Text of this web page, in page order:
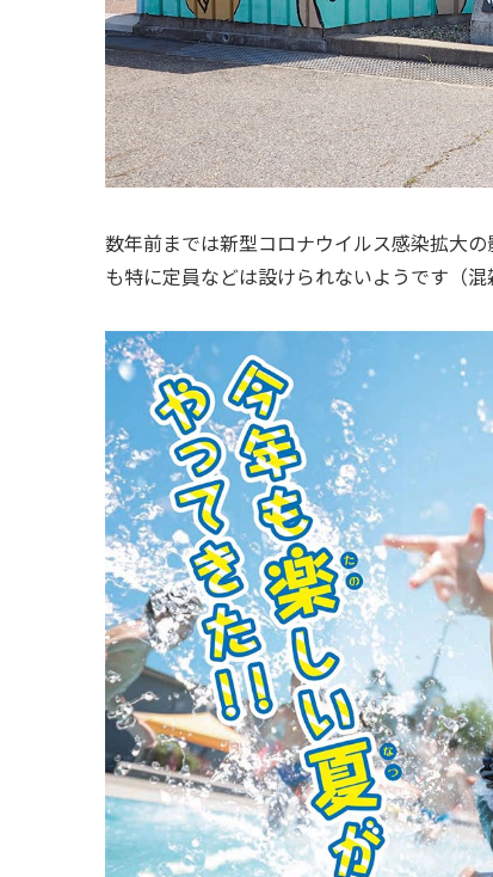
数年前までは新型コロナウイルス感染拡大
も特に定員などは設けられないようです（